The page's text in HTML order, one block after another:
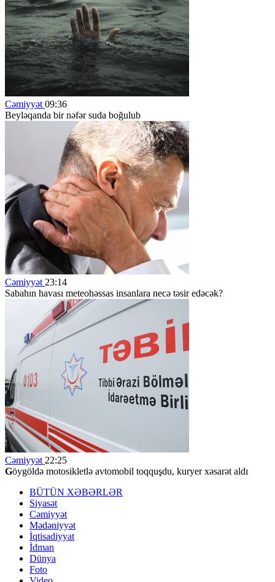
Cəmiyyət 09:36
Beyləqanda bir nəfər suda boğulub
Cəmiyyət 23:14
Sabahın havası meteohəssas insanlara necə təsir edəcək?
Cəmiyyət 22:25
Göygöldə motosikletlə avtomobil toqquşdu, kuryer xəsarət aldı
BÜTÜN XƏBƏRLƏR
Siyasət
Cəmiyyət
Mədəniyyət
İqtisadiyyat
İdman
Dünya
Foto